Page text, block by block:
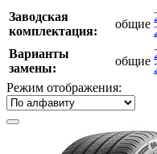
Заводская
комплектация:
общие
Варианты
замены:
общие
Режим отображения: